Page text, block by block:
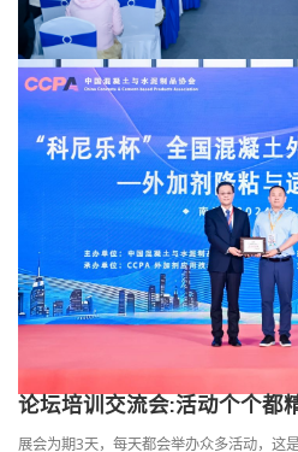
论坛培训交流会:活动个个都
展会为期3天，每天都会举办众多活动，这